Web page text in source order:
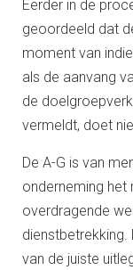
Eerder in de
geoordeeld dat
moment van
als de aanvang
de
vermeldt, doet
De A-G is van
onderneming het
overdragende
van de juiste